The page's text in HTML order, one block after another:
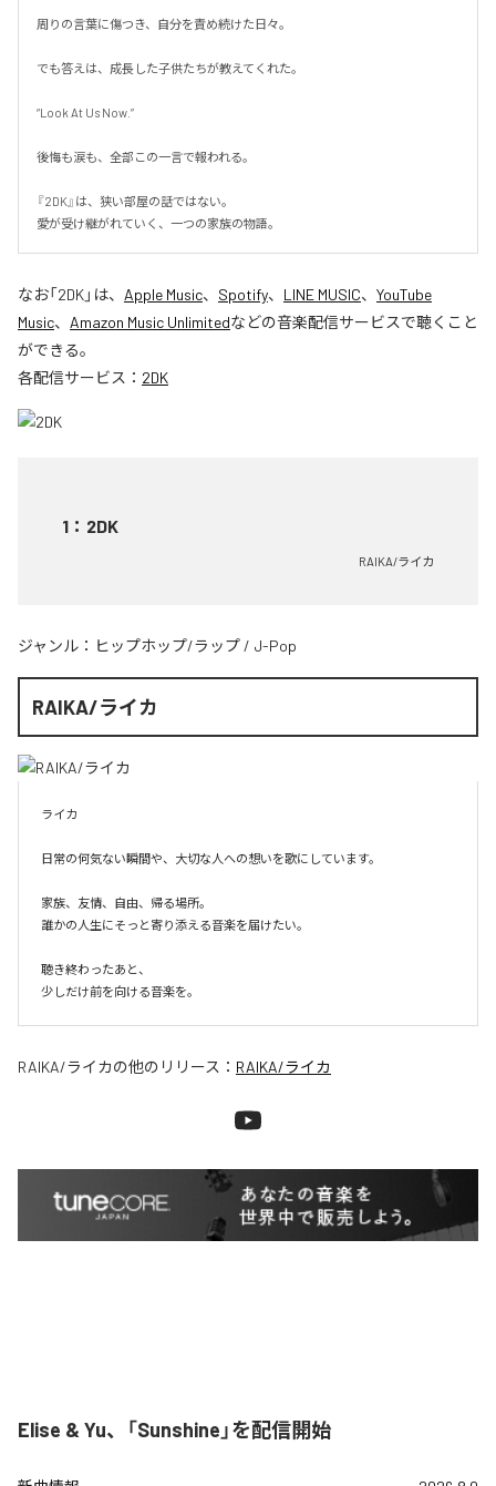
周りの言葉に傷つき、自分を責め続けた日々。
でも答えは、成長した子供たちが教えてくれた。
“Look At Us Now.”
後悔も涙も、全部この一言で報われる。
『2DK』は、狭い部屋の話ではない。
愛が受け継がれていく、一つの家族の物語。
なお「2DK」は、 Apple Music、 Spotify、 LINE MUSIC、 YouTube
Music、 Amazon Music Unlimitedなどの音楽配信サービスで聴くこと
ができる。
各配信サービス： 2DK
1 ： 2DK
RAIKA/ライカ
ジャンル： ヒップホップ/ラップ / J-Pop
RAIKA/ライカ
ライカ
日常の何気ない瞬間や、大切な人への想いを歌にしています。
家族、友情、自由、帰る場所。
誰かの人生にそっと寄り添える音楽を届けたい。
聴き終わったあと、
少しだけ前を向ける音楽を。
RAIKA/ライカの他のリリース： RAIKA/ライカ
Elise & Yu、「Sunshine」を配信開始